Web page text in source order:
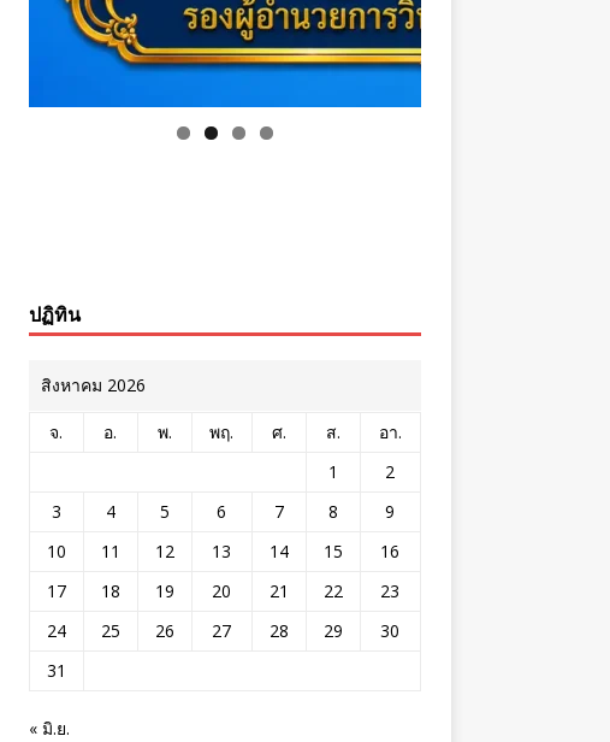
ปฏิทิน
สิงหาคม 2026
จ. อ. พ. พฤ. ศ. ส.
อา.
1
2
3
4 5 6 7 8
9
10
11 12 13 14 15
16
17
18 19 20 21 22
23
24
25 26 27 28 29
30
31
« มิ.ย.